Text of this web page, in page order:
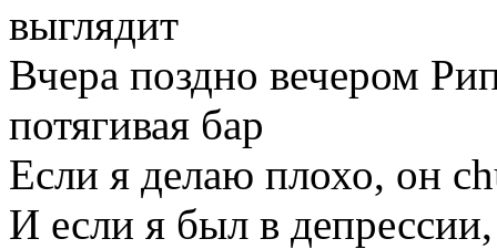
выглядит
Вчера поздно вечером
потягивая бар
Если я делаю плохо, он
И если я был в